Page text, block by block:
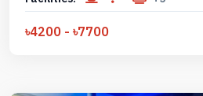
৳4200 - ৳7700